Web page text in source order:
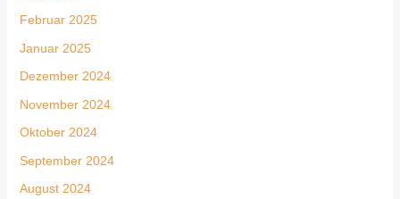
Februar 2025
Januar 2025
Dezember 2024
November 2024
Oktober 2024
September 2024
August 2024